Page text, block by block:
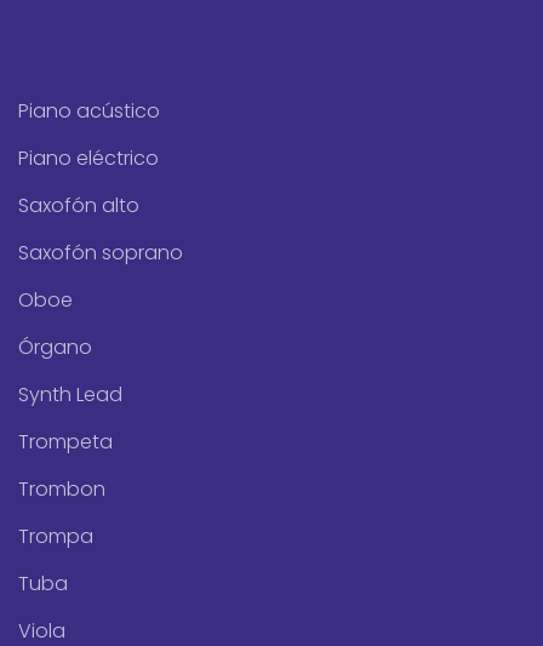
Piano acústico
Piano eléctrico
Saxofón alto
Saxofón soprano
Oboe
Órgano
Synth Lead
Trompeta
Trombon
Trompa
Tuba
Viola